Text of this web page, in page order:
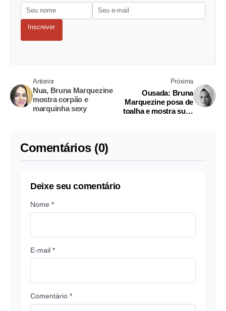
Inscrever
Anterior
Nua, Bruna Marquezine
mostra corpão e
marquinha sexy
Próxima
Ousada: Bruna
Marquezine posa de
toalha e mostra suas
Comentários (0)
Deixe seu comentário
Nome *
E-mail *
Comentário *